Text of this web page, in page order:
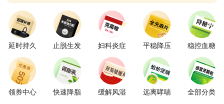
延时持久 止脱生发 妇科炎症 平稳降压 稳控血糖
领券中心 快速降脂 缓解风湿 远离哮喘 全部分类